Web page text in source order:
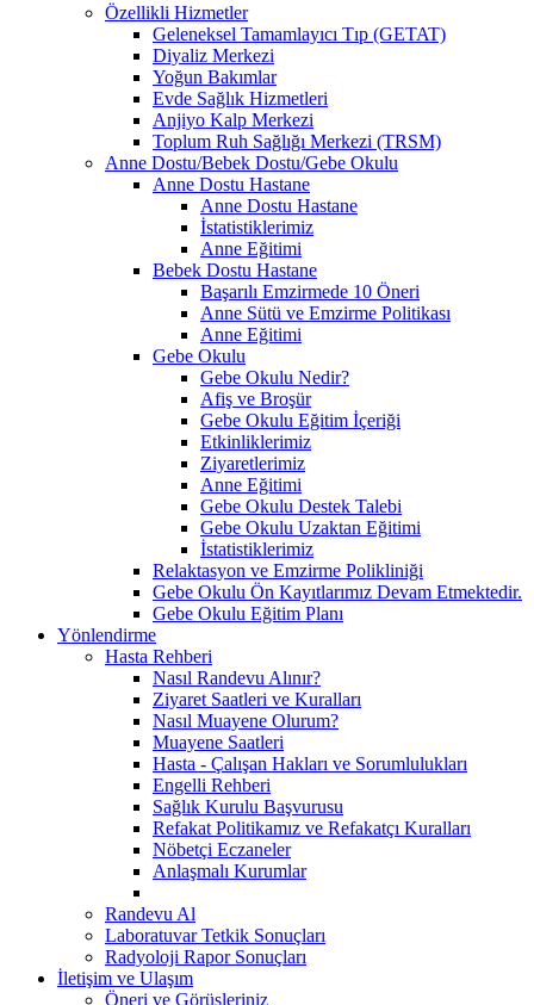
Özellikli Hizmetler
Geleneksel Tamamlayıcı Tıp (GETAT)
Diyaliz Merkezi
Yoğun Bakımlar
Evde Sağlık Hizmetleri
Anjiyo Kalp Merkezi
Toplum Ruh Sağlığı Merkezi (TRSM)
Anne Dostu/Bebek Dostu/Gebe Okulu
Anne Dostu Hastane
Anne Dostu Hastane
İstatistiklerimiz
Anne Eğitimi
Bebek Dostu Hastane
Başarılı Emzirmede 10 Öneri
Anne Sütü ve Emzirme Politikası
Anne Eğitimi
Gebe Okulu
Gebe Okulu Nedir?
Afiş ve Broşür
Gebe Okulu Eğitim İçeriği
Etkinliklerimiz
Ziyaretlerimiz
Anne Eğitimi
Gebe Okulu Destek Talebi
Gebe Okulu Uzaktan Eğitimi
İstatistiklerimiz
Relaktasyon ve Emzirme Polikliniği
Gebe Okulu Ön Kayıtlarımız Devam Etmektedir.
Gebe Okulu Eğitim Planı
Yönlendirme
Hasta Rehberi
Nasıl Randevu Alınır?
Ziyaret Saatleri ve Kuralları
Nasıl Muayene Olurum?
Muayene Saatleri
Hasta - Çalışan Hakları ve Sorumlulukları
Engelli Rehberi
Sağlık Kurulu Başvurusu
Refakat Politikamız ve Refakatçı Kuralları
Nöbetçi Eczaneler
Anlaşmalı Kurumlar
Randevu Al
Laboratuvar Tetkik Sonuçları
Radyoloji Rapor Sonuçları
İletişim ve Ulaşım
Öneri ve Görüşleriniz